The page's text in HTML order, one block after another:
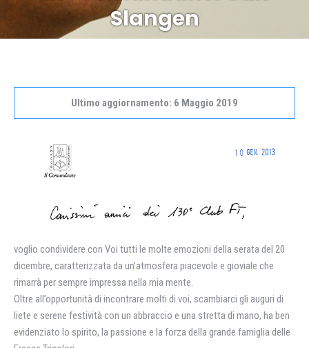
Slangen
Ultimo aggiornamento: 6 Maggio 2019
voglio condividere con Voi tutti le molte emozioni della serata del 20
dicembre, caratterizzata da un’atmosfera piacevole e gioviale che
rimarrà per sempre impressa nella mia mente.
Oltre all’opportunità di incontrare molti di voi, scambiarci gli auguri di
liete e serene festività con un abbraccio e una stretta di mano, ha ben
evidenziato lo spirito, la passione e la forza della grande famiglia delle